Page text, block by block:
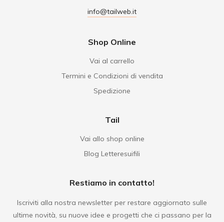
info@tailweb.it
Shop Online
Vai al carrello
Termini e Condizioni di vendita
Spedizione
Tail
Vai allo shop online
Blog Letteresuifili
Restiamo in contatto!
Iscriviti alla nostra newsletter per restare aggiornato sulle
ultime novità, su nuove idee e progetti che ci passano per la